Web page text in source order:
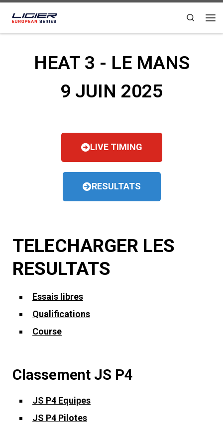
Passer au contenu Search
HEAT 3 - LE MANS
9 JUIN 2025
LIVE TIMING
RESULTATS
TELECHARGER LES
RESULTATS
Essais libres
Qualifications
Course
Classement JS P4
JS P4 Equipes
JS P4 Pilotes